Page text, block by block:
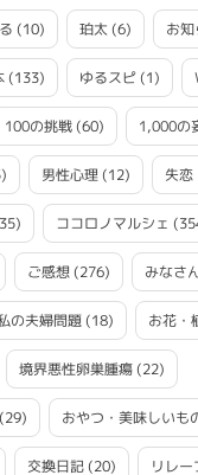
(10) 珀太 (6) お知
(133) ゆるスピ(1)
100の挑戦(60) 1,000の
男性心理(12) 失恋
ココロノマルシェ
ご感想(276) みなさ
の夫婦問題(18) お花・
境界悪性卵巣腫瘍(22)
おやつ・美味しいも
交換日記(20) リレ